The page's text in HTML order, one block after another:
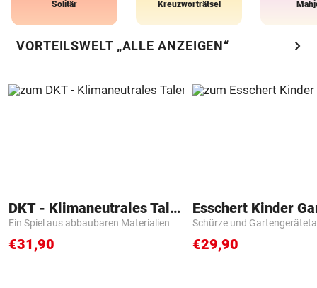
Solitär Kreuzworträtsel
VORTEILSWELT „ALLE ANZEIGEN“ chevron_right
DKT - Klimaneutrales Talent
Ein Spiel aus abbaubaren Materialien
€31,90
Schürze und
€29,90